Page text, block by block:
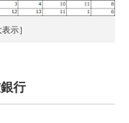
示］
行